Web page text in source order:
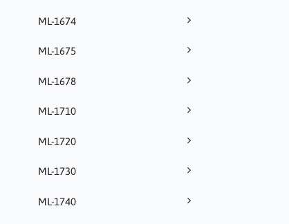
ML-1674
ML-1675
ML-1678
ML-1710
ML-1720
ML-1730
ML-1740